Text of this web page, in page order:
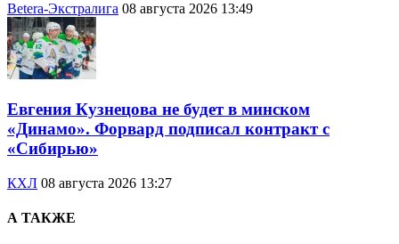
Betera-Экстралига 08 августа 2026 13:49
Евгения Кузнецова не будет в минском
«Динамо». Форвард подписал контракт с
«Сибирью»
КХЛ 08 августа 2026 13:27
А ТАКЖЕ